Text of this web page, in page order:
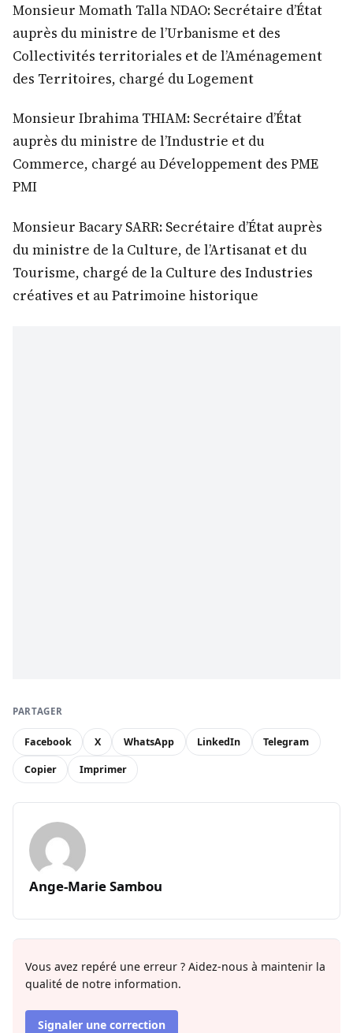
Monsieur Momath Talla NDAO: Secrétaire d’État
auprès du ministre de l’Urbanisme et des
Collectivités territoriales et de l’Aménagement
des Territoires, chargé du Logement
Monsieur Ibrahima THIAM: Secrétaire d’État
auprès du ministre de l’Industrie et du
Commerce, chargé au Développement des PME
PMI
Monsieur Bacary SARR: Secrétaire d’État auprès
du ministre de la Culture, de l’Artisanat et du
Tourisme, chargé de la Culture des Industries
créatives et au Patrimoine historique
PARTAGER
Facebook X WhatsApp LinkedIn Telegram
Copier Imprimer
Ange-Marie Sambou
Vous avez repéré une erreur ? Aidez-nous à maintenir la
qualité de notre information.
Signaler une correction